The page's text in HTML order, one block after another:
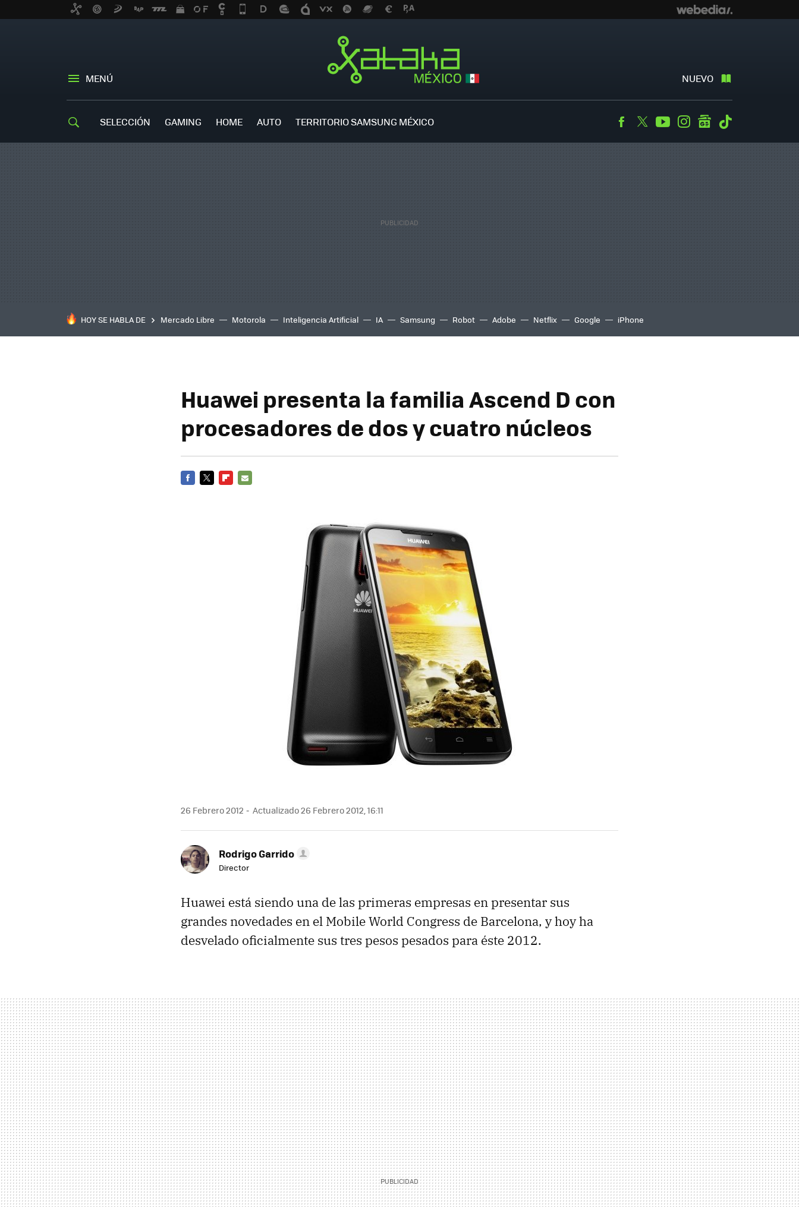
MENÚ NUEVO
SELECCIÓN GAMING HOME AUTO TERRITORIO SAMSUNG MÉXICO Facebook
TwitterYoutubeInstagramgooglenews
HOY SE HABLA DE Mercado Libre Motorola Inteligencia Artificial IA Samsung Robot Adobe Netflix Google iPhone
Huawei presenta la familia Ascend D con
procesadores de dos y cuatro núcleos
26 Febrero 2012 Actualizado 26 Febrero 2012, 16:11
Rodrigo Garrido
Director
Huawei está siendo una de las primeras empresas en presentar sus
grandes novedades en el Mobile World Congress de Barcelona, y hoy ha
desvelado oficialmente sus tres pesos pesados para éste 2012.